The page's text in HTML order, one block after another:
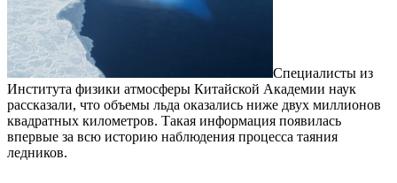
Специалисты из
Института физики атмосферы Китайской Академии наук
рассказали, что объемы льда оказались ниже двух миллионов
квадратных километров. Такая информация появилась
впервые за всю историю наблюдения процесса таяния
ледников.